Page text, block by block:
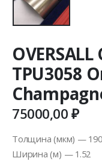
OVERSALL
TPU3058
75000,00₽
Толщина (мкм) —
Ширина (м) — 1.52